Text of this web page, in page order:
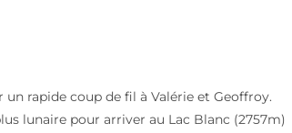
un rapide coup de fil à Valérie et Geoffroy.
lunaire pour arriver au Lac Blanc (2757m)